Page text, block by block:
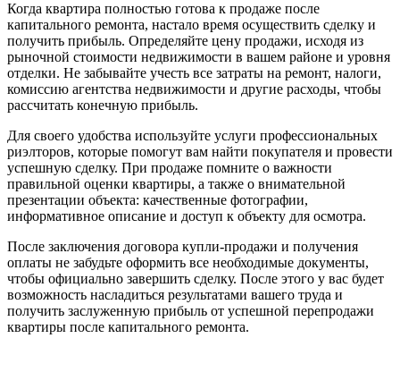
Когда квартира полностью готова к продаже после
капитального ремонта, настало время осуществить сделку и
получить прибыль. Определяйте цену продажи, исходя из
рыночной стоимости недвижимости в вашем районе и уровня
отделки. Не забывайте учесть все затраты на ремонт, налоги,
комиссию агентства недвижимости и другие расходы, чтобы
рассчитать конечную прибыль.
Для своего удобства используйте услуги профессиональных
риэлторов, которые помогут вам найти покупателя и провести
успешную сделку. При продаже помните о важности
правильной оценки квартиры, а также о внимательной
презентации объекта: качественные фотографии,
информативное описание и доступ к объекту для осмотра.
После заключения договора купли-продажи и получения
оплаты не забудьте оформить все необходимые документы,
чтобы официально завершить сделку. После этого у вас будет
возможность насладиться результатами вашего труда и
получить заслуженную прибыль от успешной перепродажи
квартиры после капитального ремонта.